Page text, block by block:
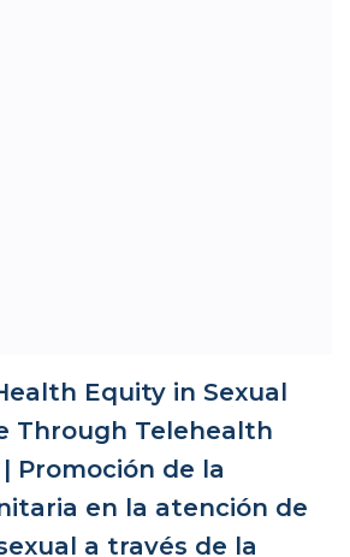
Equity in Sexual
Through Telehealth
Promoción de la
en la atención de
a través de la